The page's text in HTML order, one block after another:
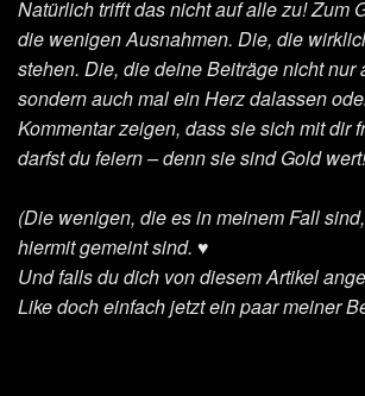
Natürlich trifft das nicht auf alle zu! Zum
die wenigen Ausnahmen. Die, die
stehen. Die, die deine Beiträge nicht nur
sondern auch mal ein Herz dalassen
Kommentar zeigen, dass sie sich mit dir
darfst du feiern – denn sie sind Gold wert!
(Die wenigen, die es in meinem Fall
hiermit gemeint sind. ♥️
Und falls du dich von diesem Artikel
Like doch einfach jetzt ein paar meiner